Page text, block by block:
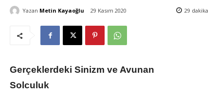
Yazan Metin Kayaoğlu 29 Kasım 2020 29 dakika
Gerçeklerdeki Sinizm ve Avunan
Solculuk